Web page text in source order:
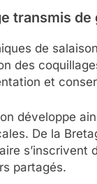
transmis
de
des
et
développe
De la
s’inscrivent
partagés.